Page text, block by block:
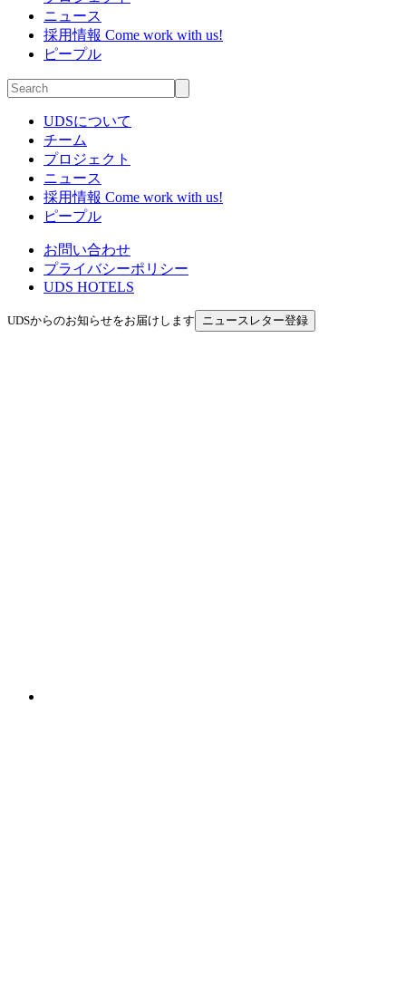
ニュース
採用情報 Come work with us!
ピープル
UDSについて
チーム
プロジェクト
ニュース
採用情報 Come work with us!
ピープル
お問い合わせ
プライバシーポリシー
UDS HOTELS
UDSからのお知らせをお届けします ニュースレター登録